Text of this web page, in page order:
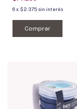
6x $2.375 sin interés
Comprar